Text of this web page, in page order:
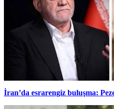
İran’da esrarengiz buluşma: